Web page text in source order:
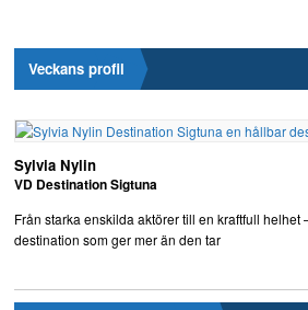
Veckans profil
Sylvia Nylin
VD Destination Sigtuna
Från starka enskilda aktörer till en kraftfull helhet
destination som ger mer än den tar